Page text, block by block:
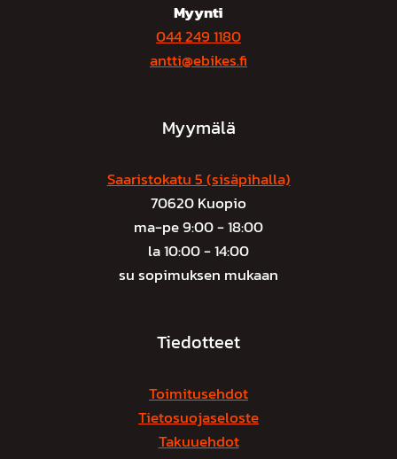
Myynti
044 249 1180
antti@ebikes.fi
Myymälä
Saaristokatu 5 (sisäpihalla)
70620 Kuopio
ma-pe 9:00 - 18:00
la 10:00 - 14:00
su sopimuksen mukaan
Tiedotteet
Toimitusehdot
Tietosuojaseloste
Takuuehdot